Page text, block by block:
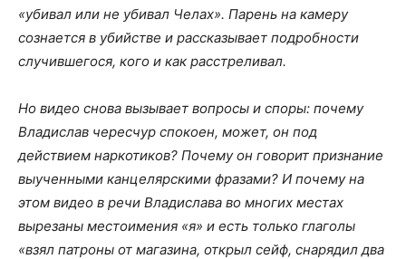
«убивал или не убивал Челах». Парень на камеру
сознается в убийстве и рассказывает подробности
случившегося, кого и как расстреливал.
Но видео снова вызывает вопросы и споры: почему
Владислав чересчур спокоен, может, он под
действием наркотиков? Почему он говорит признание
выученными канцелярскими фразами? И почему на
этом видео в речи Владислава во многих местах
вырезаны местоимения «я» и есть только глаголы
«взял патроны от магазина, открыл сейф, снарядил два